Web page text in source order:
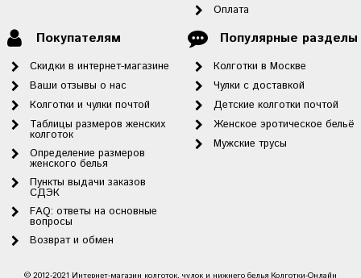
Оплата
Покупателям
Скидки в интернет-магазине
Ваши отзывы о нас
Колготки и чулки почтой
Таблицы размеров женских
колготок
Определение размеров
женского белья
Пункты выдачи заказов
СДЭК
FAQ: ответы на основные
вопросы
Возврат и обмен
Популярные разделы
Колготки в Москве
Чулки с доставкой
Детские колготки почтой
Женское эротическое бельё
Мужские трусы
© 2012-2021 Интернет-магазин колготок, чулок и нижнего белья Колготки-Онлайн